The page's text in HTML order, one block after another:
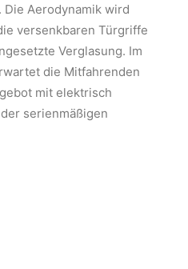
Aerodynamik wird
versenkbaren Türgriffe
Verglasung. Im
die Mitfahrenden
mit elektrisch
serienmäßigen